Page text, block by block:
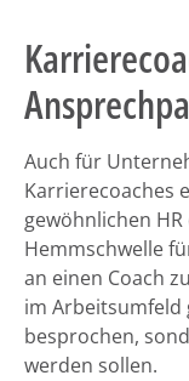
Auch für
Karrierecoaches
gewöhnlichen
Hemmschwelle
an einen Coach
im Arbeitsumfeld
besprochen,
werden sollen.